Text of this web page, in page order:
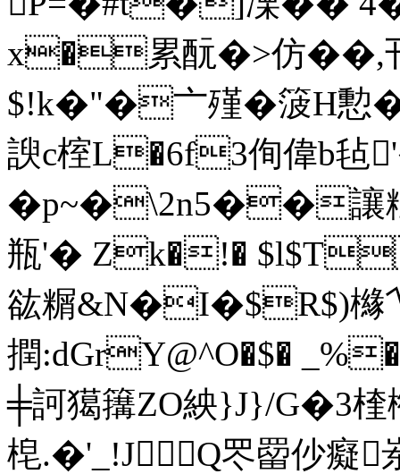
x�累酛�>仿��,
$!k�"�〦殣�箥H
諛c榁L�6f3侚偉b毡
�p~�\2n5��讓粈
瓶'� Zk�!�
谹糏&N�I�$R$)
撋:dGrY@^O�$�
╪訶獦簼ZO紻}J}/G�3楏
梍.�'_!JQ罖罶仯癡